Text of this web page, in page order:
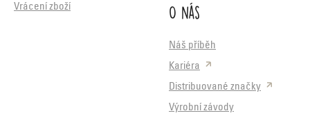
Vrácení zboží
O nás
Náš příběh
Kariéra
Distribuované značky
Výrobní závody